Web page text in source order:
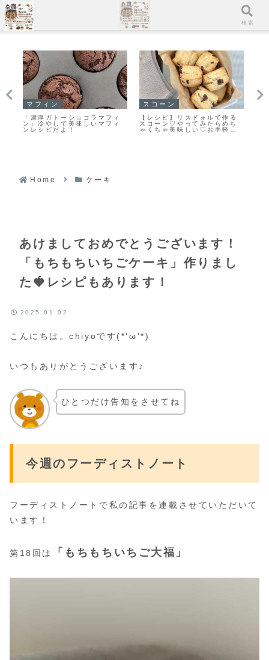
マフィン
すぐに作れる♥食べられる♥濃
厚ガトーショコラマフィン作
りました！
イチ押し！！
「無塩バター」と違いを検
証！クッキーを「有塩バタ
ー」で作ってみました
Home ケーキ
あけましておめでとうございます！
「もちもちいちごケーキ」作りまし
た🍓レシピもあります！
2025.01.02
こんにちは。chiyoです(*’ω’*)
いつもありがとうございます♪
ひとつだけ告知をさせてね
今週のフーディストノート
フーディストノートで私の記事を連載させていただいて
います！
第18回は 「もちもちいちご大福」
メニュー 検索